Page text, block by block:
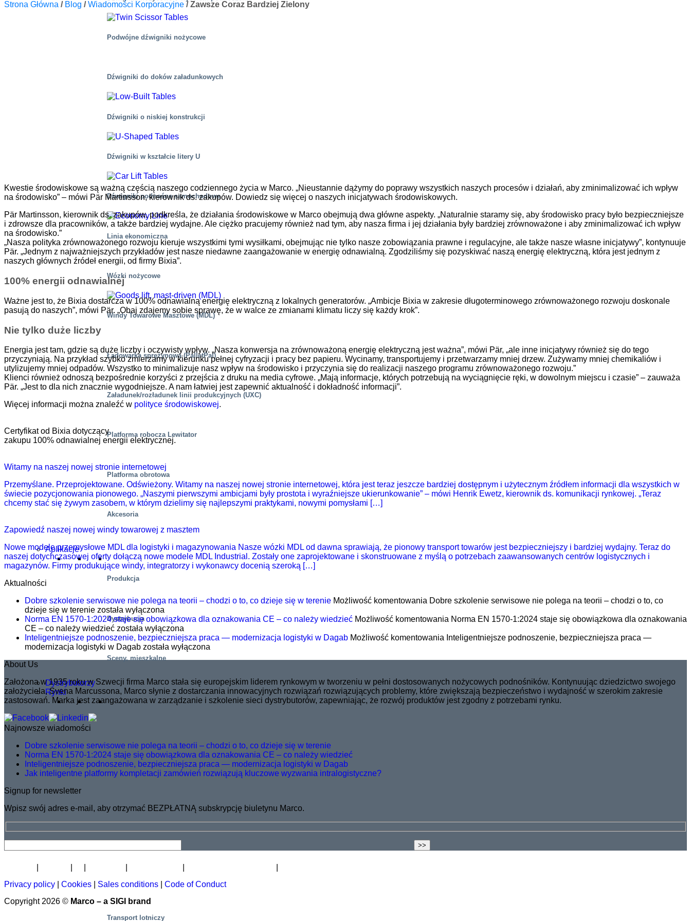
Podwójne dźwigniki nożycowe
Dźwigniki do doków załadunkowych
Dźwigniki o niskiej konstrukcji
Dźwigniki w kształcie litery U
Dźwigniki podnośne samochodowe
Linia ekonomiczna
Wózki nożycowe
Windy Towarowe Masztowe (MDL)
Ładowarka sprężynowa (PalletPal)
Załadunek/rozładunek linii produkcyjnych (UXC)
Platforma robocza Lewitator
Platforma obrotowa
Akcesoria
Aplikacje
Produkcja
Dystrybucja
Sceny, mieszkalne
Dystrybutorzy
Rynki
Transport lotniczy
Strona Główna / Blog /Wiadomości Korporacyjne/Zawsze Coraz Bardziej Zielony
Kwestie środowiskowe są ważną częścią naszego codziennego życia w Marco. „Nieustannie dążymy do poprawy wszystkich naszych procesów i działań, aby zminimalizować ich wpływ
na środowisko” – mówi Pär Martinsson, kierownik ds. zakupów. Dowiedz się więcej o naszych inicjatywach środowiskowych.
Pär Martinsson, kierownik ds. zakupów, podkreśla, że działania środowiskowe w Marco obejmują dwa główne aspekty. „Naturalnie staramy się, aby środowisko pracy było bezpieczniejsze
i zdrowsze dla pracowników, a także bardziej wydajne. Ale ciężko pracujemy również nad tym, aby nasza firma i jej działania były bardziej zrównoważone i aby zminimalizować ich wpływ
na środowisko.”
„Nasza polityka zrównoważonego rozwoju kieruje wszystkimi tymi wysiłkami, obejmując nie tylko nasze zobowiązania prawne i regulacyjne, ale także nasze własne inicjatywy”, kontynuuje
Pär. „Jednym z najważniejszych przykładów jest nasze niedawne zaangażowanie w energię odnawialną. Zgodziliśmy się pozyskiwać naszą energię elektryczną, która jest jednym z
naszych głównych źródeł energii, od firmy Bixia”.
100% energii odnawialnej
Ważne jest to, że Bixia dostarcza w 100% odnawialną energię elektryczną z lokalnych generatorów. „Ambicje Bixia w zakresie długoterminowego zrównoważonego rozwoju doskonale
pasują do naszych”, mówi Pär. „Obaj zdajemy sobie sprawę, że w walce ze zmianami klimatu liczy się każdy krok”.
Nie tylko duże liczby
Energia jest tam, gdzie są duże liczby i oczywisty wpływ. „Nasza konwersja na zrównoważoną energię elektryczną jest ważna”, mówi Pär, „ale inne inicjatywy również się do tego
przyczyniają. Na przykład szybko zmierzamy w kierunku pełnej cyfryzacji i pracy bez papieru. Wycinamy, transportujemy i przetwarzamy mniej drzew. Zużywamy mniej chemikaliów i
utylizujemy mniej odpadów. Wszystko to minimalizuje nasz wpływ na środowisko i przyczynia się do realizacji naszego programu zrównoważonego rozwoju.”
Klienci również odnoszą bezpośrednie korzyści z przejścia z druku na media cyfrowe. „Mają informacje, których potrzebują na wyciągnięcie ręki, w dowolnym miejscu i czasie” – zauważa
Pär. „Jest to dla nich znacznie wygodniejsze. A nam łatwiej jest zapewnić aktualność i dokładność informacji”.
Więcej informacji można znaleźć w polityce środowiskowej.
Certyfikat od Bixia dotyczący
zakupu 100% odnawialnej energii elektrycznej.
Witamy na naszej nowej stronie internetowej
Przemyślane. Przeprojektowane. Odświeżony. Witamy na naszej nowej stronie internetowej, która jest teraz jeszcze bardziej dostępnym i użytecznym źródłem informacji dla wszystkich w
świecie pozycjonowania pionowego. „Naszymi pierwszymi ambicjami były prostota i wyraźniejsze ukierunkowanie” – mówi Henrik Ewetz, kierownik ds. komunikacji rynkowej. „Teraz
chcemy stać się żywym zasobem, w którym dzielimy się najlepszymi praktykami, nowymi pomysłami […]
Zapowiedź naszej nowej windy towarowej z masztem
Nowe modele przemysłowe MDL dla logistyki i magazynowania Nasze wózki MDL od dawna sprawiają, że pionowy transport towarów jest bezpieczniejszy i bardziej wydajny. Teraz do
naszej dotychczasowej oferty dołączą nowe modele MDL Industrial. Zostały one zaprojektowane i skonstruowane z myślą o potrzebach zaawansowanych centrów logistycznych i
magazynów. Firmy produkujące windy, integratorzy i wykonawcy docenią szeroką […]
Aktualności
Dobre szkolenie serwisowe nie polega na teorii – chodzi o to, co dzieje się w terenie Możliwość komentowania Dobre szkolenie serwisowe nie polega na teorii – chodzi o to, co
dzieje się w terenie została wyłączona
Norma EN 1570-1:2024 staje się obowiązkowa dla oznakowania CE – co należy wiedzieć Możliwość komentowania Norma EN 1570-1:2024 staje się obowiązkowa dla oznakowania
CE – co należy wiedzieć została wyłączona
Inteligentniejsze podnoszenie, bezpieczniejsza praca — modernizacja logistyki w Dagab Możliwość komentowania Inteligentniejsze podnoszenie, bezpieczniejsza praca —
modernizacja logistyki w Dagab została wyłączona
About Us
Założona w 1935 roku w Szwecji firma Marco stała się europejskim liderem rynkowym w tworzeniu w pełni dostosowanych nożycowych podnośników. Kontynuując dziedzictwo swojego
założyciela, Svena Marcussona, Marco słynie z dostarczania innowacyjnych rozwiązań rozwiązujących problemy, które zwiększają bezpieczeństwo i wydajność w szerokim zakresie
zastosowań. Marka jest zaangażowana w zarządzanie i szkolenie sieci dystrybutorów, zapewniając, że rozwój produktów jest zgodny z potrzebami rynku.
Najnowsze wiadomości
Dobre szkolenie serwisowe nie polega na teorii – chodzi o to, co dzieje się w terenie
Norma EN 1570-1:2024 staje się obowiązkowa dla oznakowania CE – co należy wiedzieć
Inteligentniejsze podnoszenie, bezpieczniejsza praca — modernizacja logistyki w Dagab
Jak inteligentne platformy kompletacji zamówień rozwiązują kluczowe wyzwania intralogistyczne?
Signup for newsletter
Wpisz swój adres e-mail, aby otrzymać BEZPŁATNĄ subskrypcję biuletynu Marco.
Privacy policy
Cookies Sales conditions
Code of Conduct
Copyright 2026 © Marco – a SIGI brand